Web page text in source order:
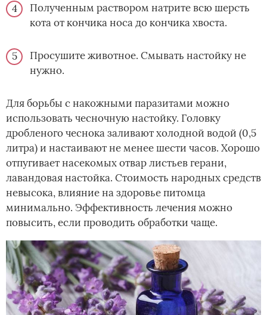
Полученным раствором натрите всю шерсть
кота от кончика носа до кончика хвоста.
Просушите животное. Смывать настойку не
нужно.
Для борьбы с накожными паразитами можно
использовать чесночную настойку. Головку
дробленого чеснока заливают холодной водой (0,5
литра) и настаивают не менее шести часов. Хорошо
отпугивает насекомых отвар листьев герани,
лавандовая настойка. Стоимость народных средств
невысока, влияние на здоровье питомца
минимально. Эффективность лечения можно
повысить, если проводить обработки чаще.